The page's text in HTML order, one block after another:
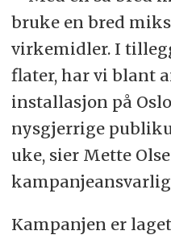
bruke en bred
virkemidler. I
flater, har vi blant
installasjon på
nysgjerrige
uke, sier Mette
kampanjeansvarlig
Kampanjen er